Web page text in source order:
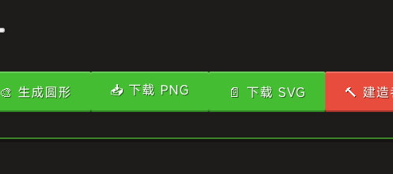
🎨 生成圆形 📥 下载 PNG 📄 下载 SVG 🔨 建